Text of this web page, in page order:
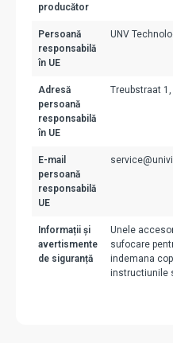
producător
Persoană
responsabilă
în UE
UNV
Adresă
persoană
responsabilă
în UE
Treubstraat
E-mail
persoană
responsabilă
UE
Informații și
avertismente
de siguranță
Unele
sufocare
indemana
instructiunile